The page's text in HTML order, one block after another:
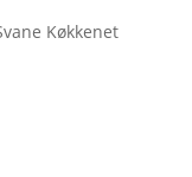
Køkkenet